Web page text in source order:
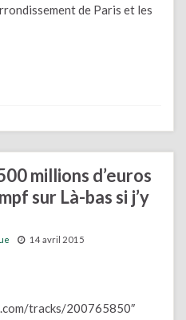
de Paris et les
millions d’euros
sur Là-bas si j’y
14 avril 2015
tracks/200765850″